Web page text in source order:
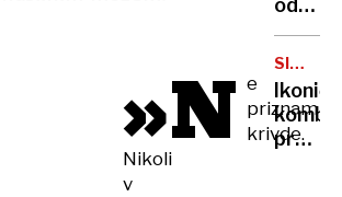
»N e
priznam
krivde.
Nikoli
v
njen
sin
zaradi
raka
SIMBOL
kombi